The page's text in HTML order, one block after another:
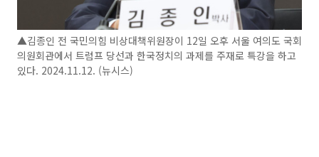
▲김종인 전 국민의힘 비상대책위원장이 12일 오후 서울 여의도 국회
의원회관에서 트럼프 당선과 한국정치의 과제를 주재로 특강을 하고
있다. 2024.11.12. (뉴시스)